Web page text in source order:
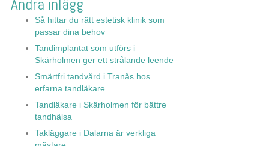
Andra inlägg
Så hittar du rätt estetisk klinik som
passar dina behov
Tandimplantat som utförs i
Skärholmen ger ett strålande leende
Smärtfri tandvård i Tranås hos
erfarna tandläkare
Tandläkare i Skärholmen för bättre
tandhälsa
Takläggare i Dalarna är verkliga